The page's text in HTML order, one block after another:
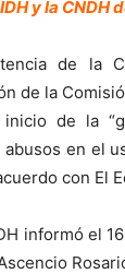
y la CNDH
de la
de la
de la
abusos en el
con El
informó el